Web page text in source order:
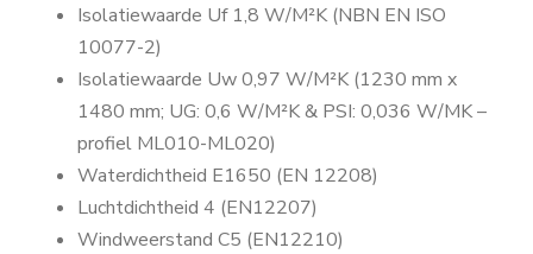
Isolatiewaarde Uf 1,8 W/M²K (NBN EN ISO
10077-2)
Isolatiewaarde Uw 0,97 W/M²K (1230 mm x
1480 mm; UG: 0,6 W/M²K & PSI: 0,036 W/MK –
profiel ML010-ML020)
Waterdichtheid E1650 (EN 12208)
Luchtdichtheid 4 (EN12207)
Windweerstand C5 (EN12210)